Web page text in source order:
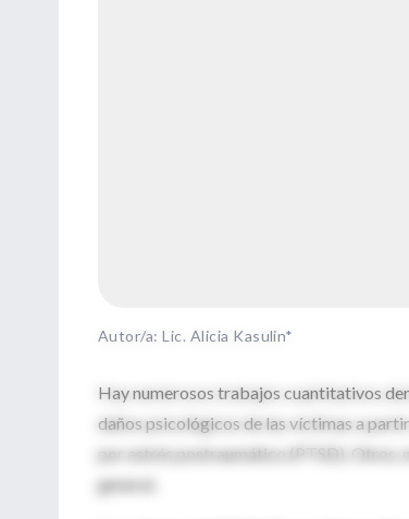
Autor/a: Lic. Alicia Kasulin*
Hay numerosos trabajos cuantitativos
daños psicológicos de las víctimas a
por estrés postraumático (PTSD). Otros,
general.